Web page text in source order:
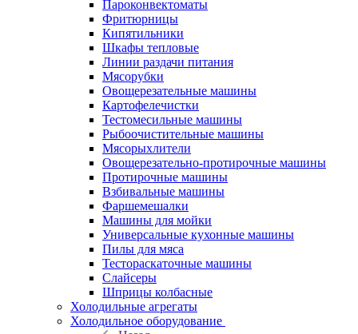
Пароконвектоматы
Фритюрницы
Кипятильники
Шкафы тепловые
Линии раздачи питания
Мясорубки
Овощерезательные машины
Картофелечистки
Тестомесильные машины
Рыбоочистительные машины
Мясорыхлители
Овощерезательно-протирочные машины
Протирочные машины
Взбивальные машины
Фаршемешалки
Машины для мойки
Универсальные кухонные машины
Пилы для мяса
Тестораскаточные машины
Слайсеры
Шприцы колбасные
Холодильные агрегаты
Холодильное оборудование